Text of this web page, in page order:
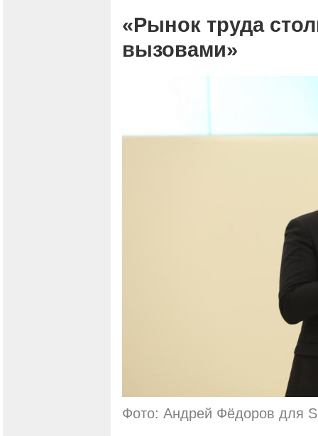
«Рынок труда
вызовами»
Фото: Андрей Фёдоров для